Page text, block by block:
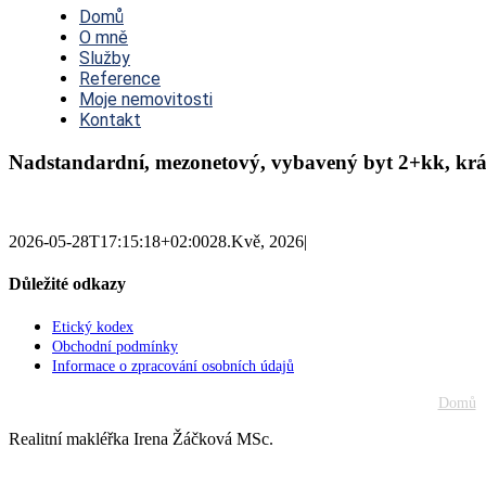
NavigationDomů
O mně
Služby
Reference
Moje nemovitosti
Kontakt
Nadstandardní, mezonetový, vybavený byt 2+kk,
2026-05-28T17:15:18+02:0028.Kvě, 2026|
Důležité odkazy
Etický kodex
Obchodní podmínky
Informace o zpracování osobních údajů
Domů
Realitní makléřka Irena Žáčková MSc.